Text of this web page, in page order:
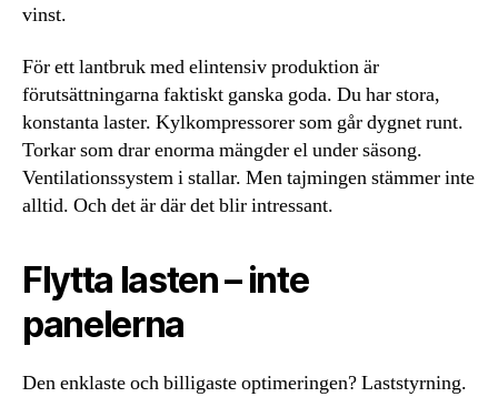
vinst.
För ett lantbruk med elintensiv produktion är
förutsättningarna faktiskt ganska goda. Du har stora,
konstanta laster. Kylkompressorer som går dygnet runt.
Torkar som drar enorma mängder el under säsong.
Ventilationssystem i stallar. Men tajmingen stämmer inte
alltid. Och det är där det blir intressant.
Flytta lasten – inte
panelerna
Den enklaste och billigaste optimeringen? Laststyrning.